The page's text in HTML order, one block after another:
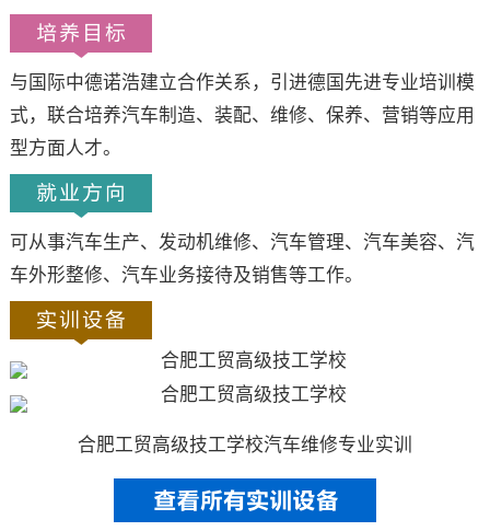
与国际中德诺浩建立合作关系，引进德国先进专业培训模
式，联合培养汽车制造、装配、维修、保养、营销等应用
型方面人才。
可从事汽车生产、发动机维修、汽车管理、汽车美容、汽
车外形整修、汽车业务接待及销售等工作。
合肥工贸高级技工学校汽车维修专业实训